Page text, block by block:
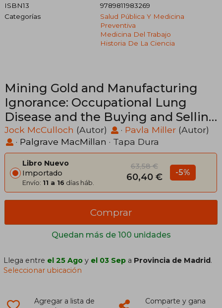
ISBN13
9789811983269
Categorías
Salud Pública Y Medicina
Preventiva
Medicina Del Trabajo
Historia De La Ciencia
Mining Gold and Manufacturing
Ignorance: Occupational Lung
Disease and the Buying and Selling
of Labour in Southern Africa (en
Inglés)
Jock McCulloch (Autor) · Pavla Miller (Autor)
· Palgrave MacMillan · Tapa Dura
Libro Nuevo
Importado
Envío: 11 a 16 días háb.
63,58 €
60,40 € -5%
Quedan más de 100 unidades
Comprar
Llega entre el 25 Ago y el 03 Sep a Provincia de Madrid.
Seleccionar ubicación
Agregar a lista de
Comparte y gana